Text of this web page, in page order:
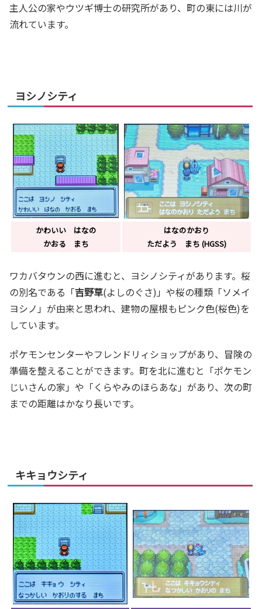
主人公の家やウツギ博士の研究所があり、町の東には川が
流れています。
ヨシノシティ
かわいい はなの
かおる まち
はなのかおり
ただよう まち (HGSS)
ワカバタウンの西に進むと、ヨシノシティがあります。桜
の別名である「吉野草(よしのぐさ)」や桜の種類「ソメイ
ヨシノ」が由来と思われ、建物の屋根もピンク色(桜色)を
しています。
ポケモンセンターやフレンドリィショップがあり、冒険の
準備を整えることができます。町を北に進むと「ポケモン
じいさんの家」や「くらやみのほらあな」があり、次の町
までの距離はかなり長いです。
キキョウシティ